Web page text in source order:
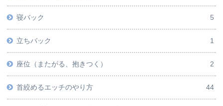
寝バック 5
立ちバック 1
座位（またがる、抱きつく） 2
首絞めるエッチのやり方 44